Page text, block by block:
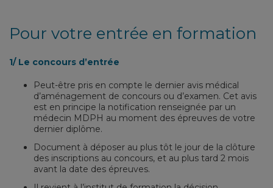
Pour votre entrée en formation
1/ Le concours d’entrée
Peut-être pris en compte le dernier avis médical
d’aménagement de concours ou d’examen. Cet avis
est en principe la notification renseignée par un
médecin MDPH au moment des épreuves de votre
dernier diplôme.
Document à déposer au plus tôt le jour de la clôture
des inscriptions au concours, et au plus tard 2 mois
avant la date des épreuves.